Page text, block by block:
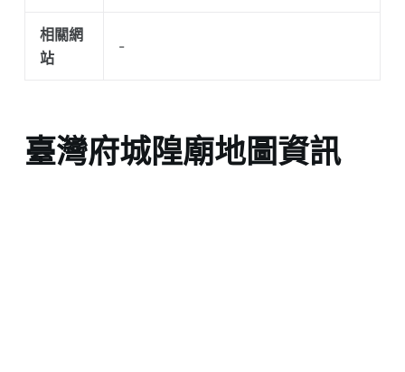
相關網
站
-
臺灣府城隍廟地圖資訊